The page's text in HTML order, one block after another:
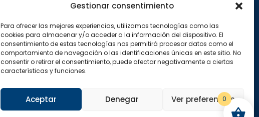
Gestionar consentimiento
Para ofrecer las mejores experiencias, utilizamos tecnologías como las
cookies para almacenar y/o acceder a la información del dispositivo. El
consentimiento de estas tecnologías nos permitirá procesar datos como el
comportamiento de navegación o las identificaciones únicas en este sitio. No
consentir o retirar el consentimiento, puede afectar negativamente a ciertas
características y funciones.
Aceptar Denegar Ver preferencias
F
a
c
e
b
o
o
-
X
-
t
w
i
t
t
r
I
n
s
t
a
g
r
m
0